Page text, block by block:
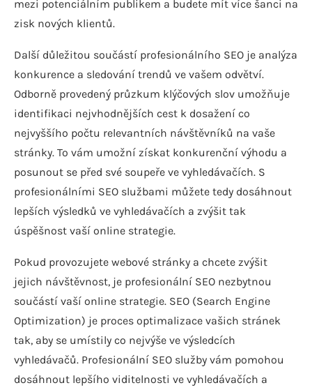
mezi potenciálním publikem a budete mít více šanci na
zisk nových klientů.
Další důležitou součástí profesionálního SEO je analýza
konkurence a sledování trendů ve vašem odvětví.
Odborně provedený průzkum klýčových slov umožňuje
identifikaci nejvhodnějších cest k dosažení co
nejvyššího počtu relevantních návštěvníků na vaše
stránky. To vám umožní získat konkurenční výhodu a
posunout se před své soupeře ve vyhledávačích. S
profesionálními SEO službami můžete tedy dosáhnout
lepších výsledků ve vyhledávačích a zvýšit tak
úspěšnost vaší online strategie.
Pokud provozujete webové stránky a chcete zvýšit
jejich návštěvnost, je profesionální SEO nezbytnou
součástí vaší online strategie. SEO (Search Engine
Optimization) je proces optimalizace vašich stránek
tak, aby se umístily co nejvýše ve výsledcích
vyhledávačů. Profesionální SEO služby vám pomohou
dosáhnout lepšího viditelnosti ve vyhledávačích a